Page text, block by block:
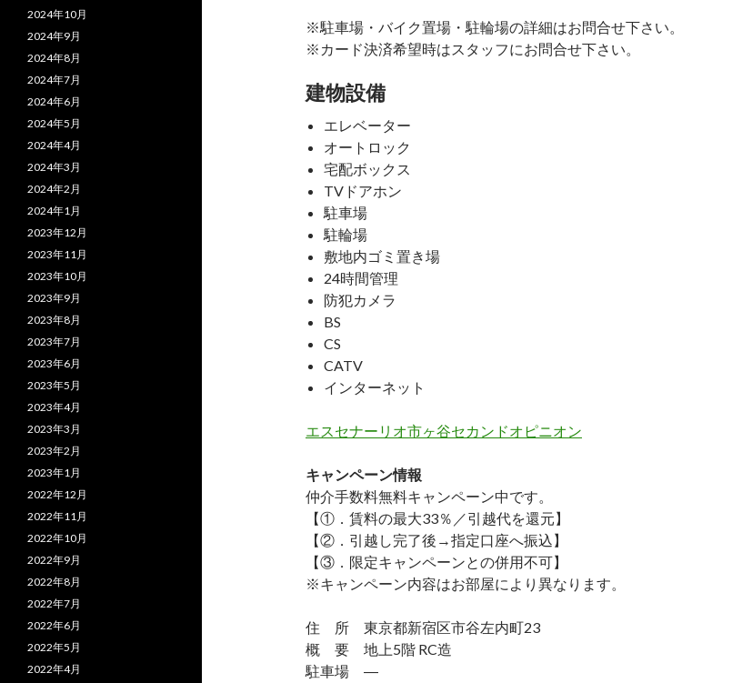
※駐車場・バイク置場・駐輪場の詳細はお問合せ下さい。
※カード決済希望時はスタッフにお問合せ下さい。
建物設備
エレベーター
オートロック
宅配ボックス
TVドアホン
駐車場
駐輪場
敷地内ゴミ置き場
24時間管理
防犯カメラ
BS
CS
CATV
インターネット
エスセナーリオ市ヶ谷セカンドオピニオン
キャンペーン情報
仲介手数料無料キャンペーン中です。
【①．賃料の最大33％／引越代を還元】
【②．引越し完了後→指定口座へ振込】
【③．限定キャンペーンとの併用不可】
※キャンペーン内容はお部屋により異なります。
住 所 東京都新宿区市谷左内町23
概 要 地上5階 RC造
駐車場 ―
2024年10月
2024年9月
2024年8月
2024年7月
2024年6月
2024年5月
2024年4月
2024年3月
2024年2月
2024年1月
2023年12月
2023年11月
2023年10月
2023年9月
2023年8月
2023年7月
2023年6月
2023年5月
2023年4月
2023年3月
2023年2月
2023年1月
2022年12月
2022年11月
2022年10月
2022年9月
2022年8月
2022年7月
2022年6月
2022年5月
2022年4月